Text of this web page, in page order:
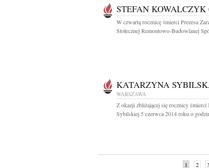
STEFAN KOWALCZYK
W czwartą rocznicę śmierci Prezesa
Stołecznej Remontowo-Budowlanej
KATARZYNA
WARSZAWA
Z okazji zbliżającej się rocznicy śmierci
Sybilskiej 5 czerwca 2014 roku o
1 2 3